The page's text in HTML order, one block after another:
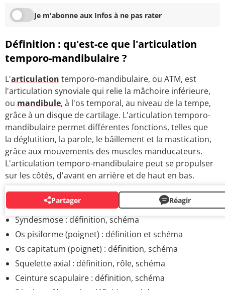
Je m'abonne aux Infos à ne pas rater
Définition : qu'est-ce que l'articulation
temporo-mandibulaire ?
L'articulation temporo-mandibulaire, ou ATM, est
l'articulation synoviale qui relie la mâchoire inférieure,
ou mandibule, à l'os temporal, au niveau de la tempe,
grâce à un disque de cartilage. L'articulation temporo-
mandibulaire permet différentes fonctions, telles que
la déglutition, la parole, le bâillement et la mastication,
grâce aux mouvements des muscles manducateurs.
L'articulation temporo-mandibulaire peut se propulser
sur les côtés, d'avant en arrière et de haut en bas.
Partager Réagir
SYSTÈME SQUELETTIQUE
Syndesmose : définition, schéma
Os pisiforme (poignet) : définition et schéma
Os capitatum (poignet) : définition, schéma
Squelette axial : définition, rôle, schéma
Ceinture scapulaire : définition, schéma